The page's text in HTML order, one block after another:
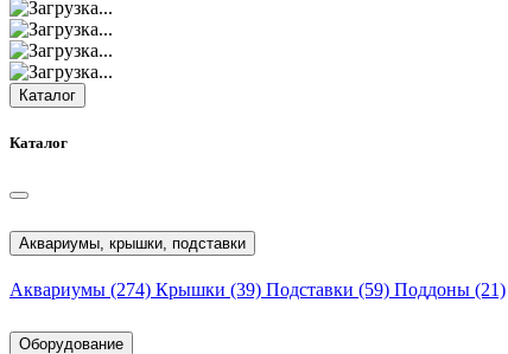
Каталог
Каталог
Аквариумы, крышки, подставки
Аквариумы (274) Крышки (39) Подставки (59) Поддоны (21)
Оборудование